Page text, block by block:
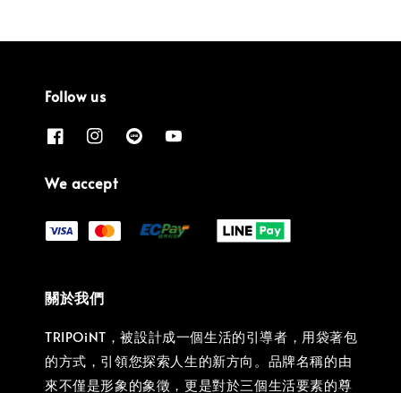
Follow us
We accept
關於我們
TRIPOiNT，被設計成一個生活的引導者，用袋著包
的方式，引領您探索人生的新方向。品牌名稱的由
來不僅是形象的象徵，更是對於三個生活要素的尊